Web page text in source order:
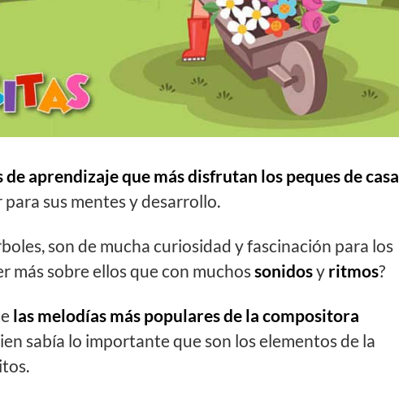
de aprendizaje que más disfrutan los peques de casa
sus mentes y desarrollo.
son de mucha curiosidad y fascinación para los
más sobre ellos que con muchossonidosy ritmos?
las melodías más populares de la compositora
sabía lo importante que son los elementos de la